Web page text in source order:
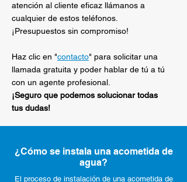
atención al cliente eficaz llámanos a
cualquier de estos teléfonos.
¡Presupuestos sin compromiso!
Haz clic en "contacto" para solicitar una
llamada gratuita y poder hablar de tú a tú
con un agente profesional.
¡Seguro que podemos solucionar todas
tus dudas!
¿Cómo se instala una acometida de
agua?
El proceso de instalación de una acometida de